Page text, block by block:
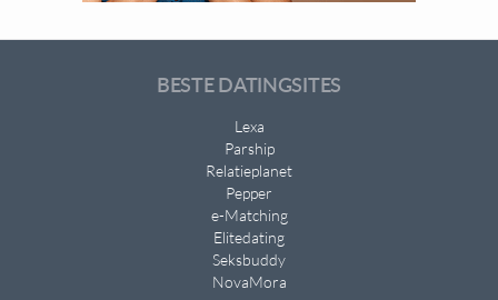
BESTE DATINGSITES
Lexa
Parship
Relatieplanet
Pepper
e-Matching
Elitedating
Seksbuddy
NovaMora